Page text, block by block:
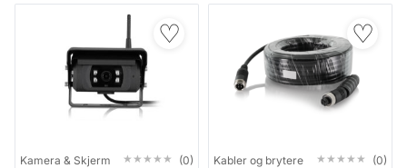
♡
Kamera & Skjerm ★★★★★
★★★★★ (0)
♡
Kabler og brytere ★★★★★
★★★★★ (0)